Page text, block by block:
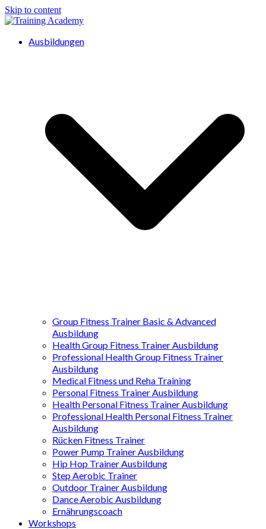
Skip to content
Ausbildungen
Group Fitness Trainer Basic & Advanced
Ausbildung
Health Group Fitness Trainer Ausbildung
Professional Health Group Fitness Trainer
Ausbildung
Medical Fitness und Reha Training
Personal Fitness Trainer Ausbildung
Health Personal Fitness Trainer Ausbildung
Professional Health Personal Fitness Trainer
Ausbildung
Rücken Fitness Trainer
Power Pump Trainer Ausbildung
Hip Hop Trainer Ausbildung
Step Aerobic Trainer
Outdoor Trainer Ausbildung
Dance Aerobic Ausbildung
Ernährungscoach
Workshops